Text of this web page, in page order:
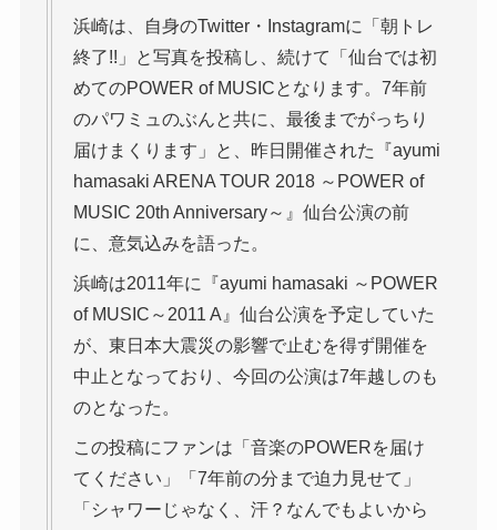
浜崎は、自身のTwitter・Instagramに「朝トレ
終了!!」と写真を投稿し、続けて「仙台では初
めてのPOWER of MUSICとなります。7年前
のパワミュのぶんと共に、最後までがっちり
届けまくります」と、昨日開催された『ayumi
hamasaki ARENA TOUR 2018 ～POWER of
MUSIC 20th Anniversary～』仙台公演の前
に、意気込みを語った。
浜崎は2011年に『ayumi hamasaki ～POWER
of MUSIC～2011 A』仙台公演を予定していた
が、東日本大震災の影響で止むを得ず開催を
中止となっており、今回の公演は7年越しのも
のとなった。
この投稿にファンは「音楽のPOWERを届け
てください」「7年前の分まで迫力見せて」
「シャワーじゃなく、汗？なんでもよいから